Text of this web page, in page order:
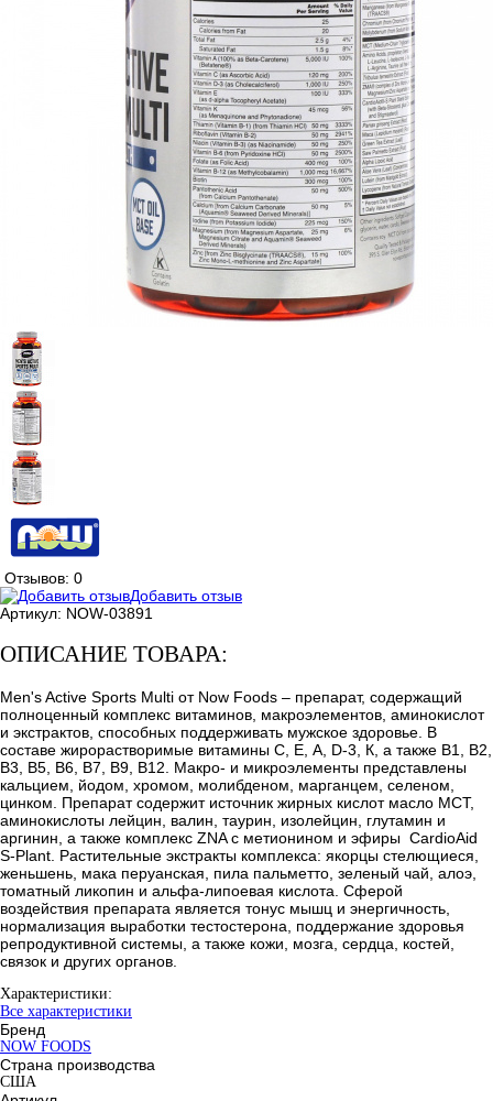
Отзывов: 0
Добавить отзыв
Артикул: NOW-03891
ОПИСАНИЕ ТОВАРА:
Men's Active Sports Multi от Now Foods – препарат, содержащий
полноценный комплекс витаминов, макроэлементов, аминокислот
и экстрактов, способных поддерживать мужское здоровье. В
составе жирорастворимые витамины С, Е, А, D-3, К, а также В1, В2,
В3, В5, В6, В7, В9, В12. Макро- и микроэлементы представлены
кальцием, йодом, хромом, молибденом, марганцем, селеном,
цинком. Препарат содержит источник жирных кислот масло МСТ,
аминокислоты лейцин, валин, таурин, изолейцин, глутамин и
аргинин, а также комплекс ZNA с метионином и эфиры CardioAid
S-Plant. Растительные экстракты комплекса: якорцы стелющиеся,
женьшень, мака перуанская, пила пальметто, зеленый чай, алоэ,
томатный ликопин и альфа-липоевая кислота. Сферой
воздействия препарата является тонус мышц и энергичность,
нормализация выработки тестостерона, поддержание здоровья
репродуктивной системы, а также кожи, мозга, сердца, костей,
связок и других органов.
Характеристики:
Все характеристики
Бренд
NOW FOODS
Страна производства
США